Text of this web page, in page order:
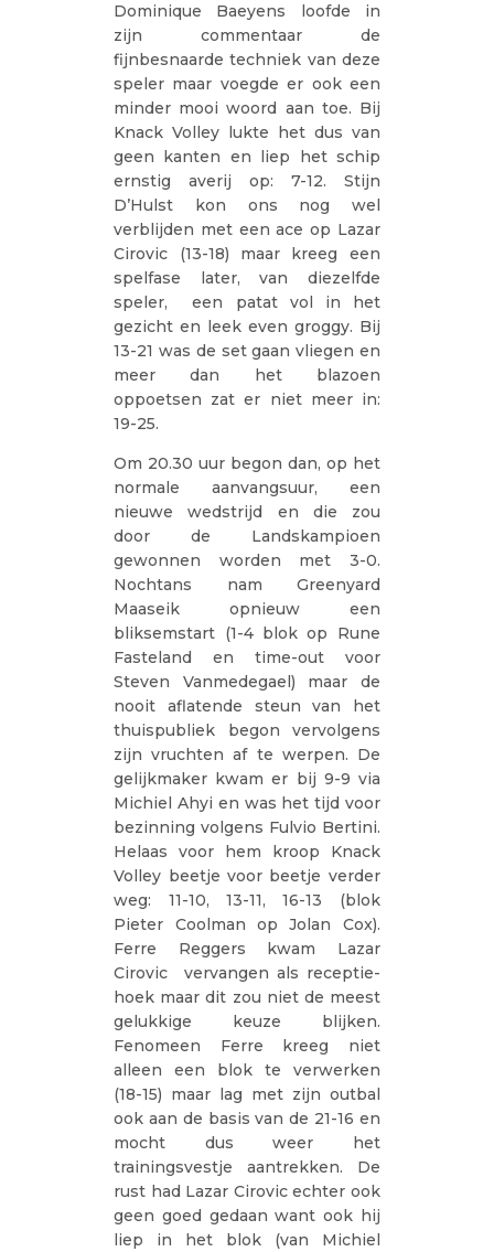
Dominique Baeyens loofde in
zijn commentaar de
fijnbesnaarde techniek van deze
speler maar voegde er ook een
minder mooi woord aan toe. Bij
Knack Volley lukte het dus van
geen kanten en liep het schip
ernstig averij op: 7-12. Stijn
D’Hulst kon ons nog wel
verblijden met een ace op Lazar
Cirovic (13-18) maar kreeg een
spelfase later, van diezelfde
speler, een patat vol in het
gezicht en leek even groggy. Bij
13-21 was de set gaan vliegen en
meer dan het blazoen
oppoetsen zat er niet meer in:
19-25.
Om 20.30 uur begon dan, op het
normale aanvangsuur, een
nieuwe wedstrijd en die zou
door de Landskampioen
gewonnen worden met 3-0.
Nochtans nam Greenyard
Maaseik opnieuw een
bliksemstart (1-4 blok op Rune
Fasteland en time-out voor
Steven Vanmedegael) maar de
nooit aflatende steun van het
thuispubliek begon vervolgens
zijn vruchten af te werpen. De
gelijkmaker kwam er bij 9-9 via
Michiel Ahyi en was het tijd voor
bezinning volgens Fulvio Bertini.
Helaas voor hem kroop Knack
Volley beetje voor beetje verder
weg: 11-10, 13-11, 16-13 (blok
Pieter Coolman op Jolan Cox).
Ferre Reggers kwam Lazar
Cirovic vervangen als receptie-
hoek maar dit zou niet de meest
gelukkige keuze blijken.
Fenomeen Ferre kreeg niet
alleen een blok te verwerken
(18-15) maar lag met zijn outbal
ook aan de basis van de 21-16 en
mocht dus weer het
trainingsvestje aantrekken. De
rust had Lazar Cirovic echter ook
geen goed gedaan want ook hij
liep in het blok (van Michiel